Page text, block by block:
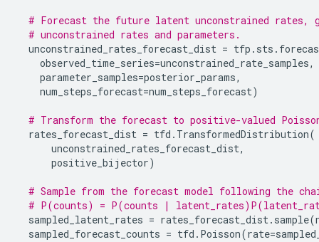
# Forecast the future latent unconstrained
# unconstrained rates and parameters.
unconstrained_rates_forecast_dist = tfp . sts .
observed_time_series=unconstrained_rate_samples,
parameter_samples=posterior_params,
num_steps_forecast=num_steps_forecast)
# Transform the forecast to positive-valued
rates_forecast_dist = tfd . TransformedDistribution(
unconstrained_rates_forecast_dist,
positive_bijector)
# Sample from the forecast model following the
# P(counts) = P(counts |
sampled_latent_rates = rates_forecast_dist. sample(
sampled_forecast_counts = tfd . Poisson(rate=